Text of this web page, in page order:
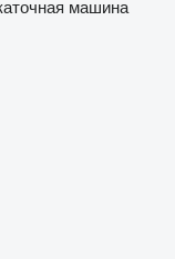
машина